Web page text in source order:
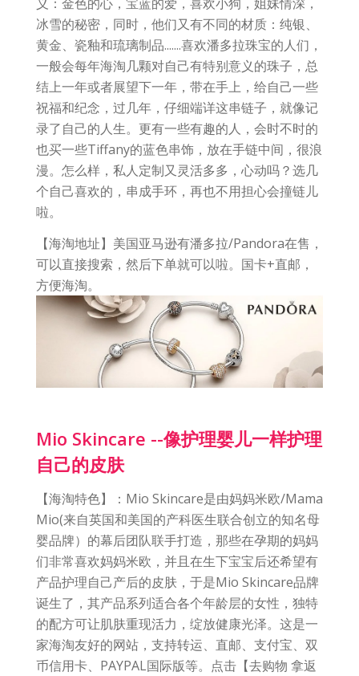
冰雪的秘密，同时，他们又有不同的材质：纯银、
黄金、瓷釉和琉璃制品.......喜欢潘多拉珠宝的人们，
一般会每年海淘几颗对自己有特别意义的珠子，总
结上一年或者展望下一年，带在手上，给自己一些
祝福和纪念，过几年，仔细端详这串链子，就像记
录了自己的人生。更有一些有趣的人，会时不时的
也买一些Tiffany的蓝色串饰，放在手链中间，很浪
漫。怎么样，私人定制又灵活多多，心动吗？选几
个自己喜欢的，串成手环，再也不用担心会撞链儿
啦。
【海淘地址】美国亚马逊有潘多拉/Pandora在售，
可以直接搜索，然后下单就可以啦。国卡+直邮，
方便海淘。
Mio Skincare --像护理婴儿一样护理
自己的皮肤
【海淘特色】：Mio Skincare是由妈妈米欧/Mama
Mio(来自英国和美国的产科医生联合创立的知名母
婴品牌）的幕后团队联手打造，那些在孕期的妈妈
们非常喜欢妈妈米欧，并且在生下宝宝后还希望有
产品护理自己产后的皮肤，于是Mio Skincare品牌
诞生了，其产品系列适合各个年龄层的女性，独特
的配方可让肌肤重现活力，绽放健康光泽。这是一
家海淘友好的网站，支持转运、直邮、支付宝、双
币信用卡、PAYPAL国际版等。点击【去购物 拿返